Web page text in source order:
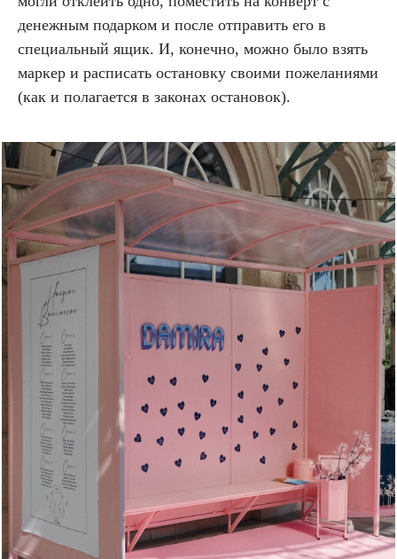
денежным подарком и после отправить его в
специальный ящик. И, конечно, можно было взять
маркер и расписать остановку своими пожеланиями
(как и полагается в законах остановок).